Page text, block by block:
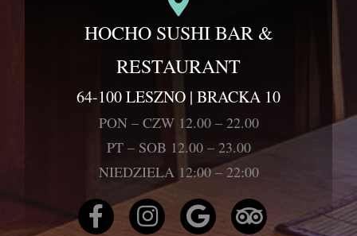
HOCHO SUSHI BAR &
RESTAURANT
64-100 LESZNO | BRACKA 10
PON – CZW 12.00 – 22.00
PT – SOB 12.00 – 23.00
NIEDZIELA 12:00 – 22:00